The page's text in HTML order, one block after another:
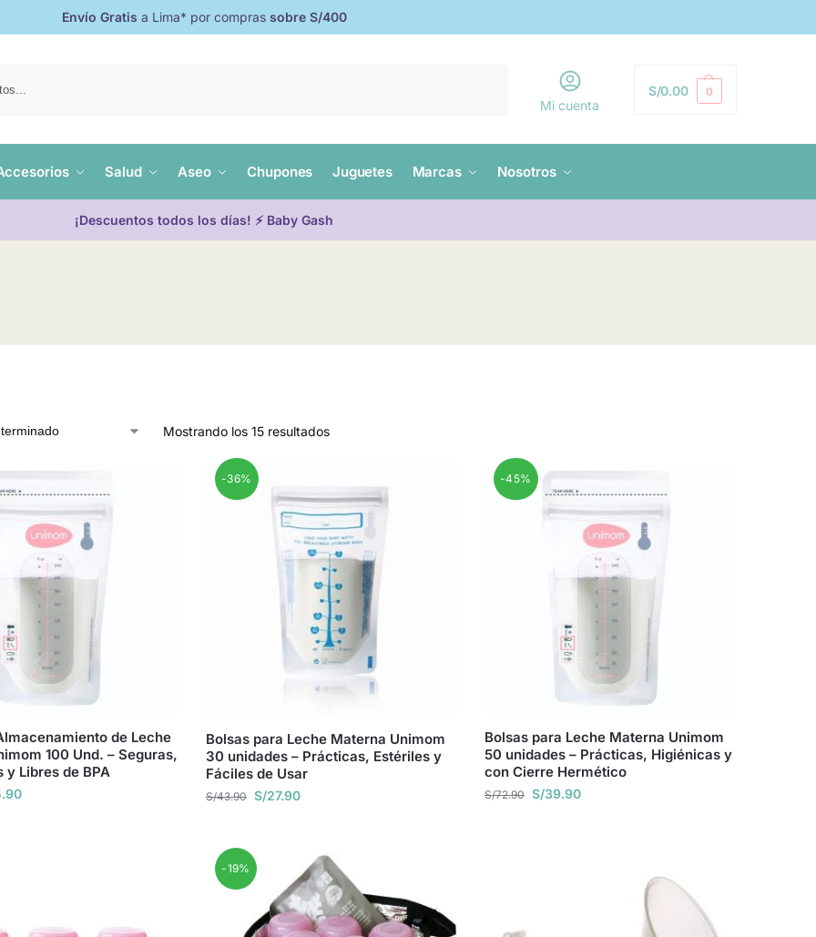
Envío Gratis a Lima* por compras sobre S/400
Mi cuenta
S/0.00 0
Salud Aseo Chupones Juguetes Marcas Nosotros
¡Descuentos todos los días! ⚡ Baby Gash
Mostrando los 15 resultados
de Leche
100 Und. – Seguras,
y Libres de BPA
-36%
Bolsas para Leche Materna Unimom
30 unidades – Prácticas, Estériles y
Fáciles de Usar
S/43.90 S/27.90
-45%
Bolsas para Leche Materna Unimom
50 unidades – Prácticas, Higiénicas y
con Cierre Hermético
S/72.90 S/39.90
-19%